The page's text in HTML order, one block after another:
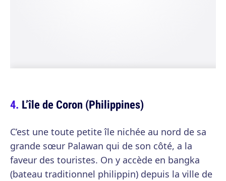
L’île de Coron (Philippines)
C’est une toute petite île nichée au nord de sa
grande sœur Palawan qui de son côté, a la
faveur des touristes. On y accède en bangka
(bateau traditionnel philippin) depuis la ville de